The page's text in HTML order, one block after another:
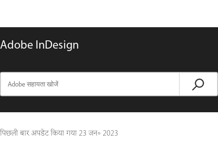
Adobe InDesign
पिछली बार अपडेट किया गया23 जन॰ 2023